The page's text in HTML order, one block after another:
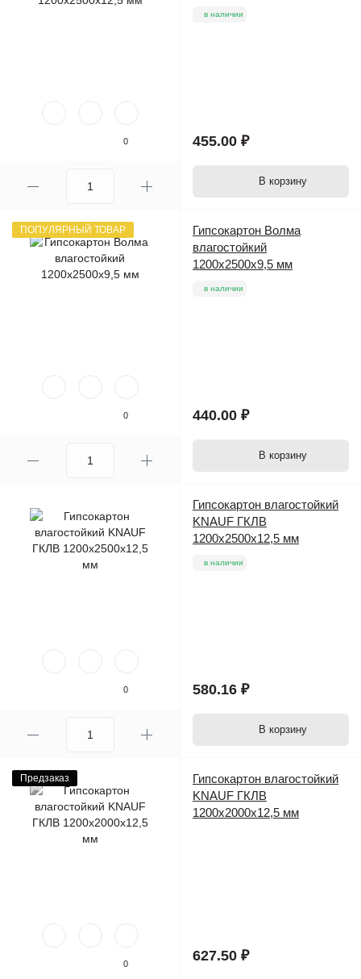
0
в наличии
455.00 ₽
В корзину
ПОПУЛЯРНЫЙ ТОВАР
0
Гипсокартон Волма
влагостойкий
1200х2500х9,5 мм
в наличии
440.00 ₽
В корзину
0
Гипсокартон влагостойкий
KNAUF ГКЛВ
1200х2500х12,5 мм
в наличии
580.16 ₽
В корзину
Предзаказ
0
Гипсокартон влагостойкий
KNAUF ГКЛВ
1200х2000х12,5 мм
627.50 ₽